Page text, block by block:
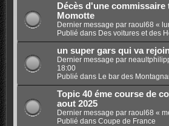
Décès d'une
Momotte
Dernier message par raoul68 «
Publié dans Des voitures et des
un super gars qui va
Dernier message par
18:00
Publié dans Le bar des
Topic 40 éme course de
aout 2025
Dernier message par raoul68 «
Publié dans Coupe de France